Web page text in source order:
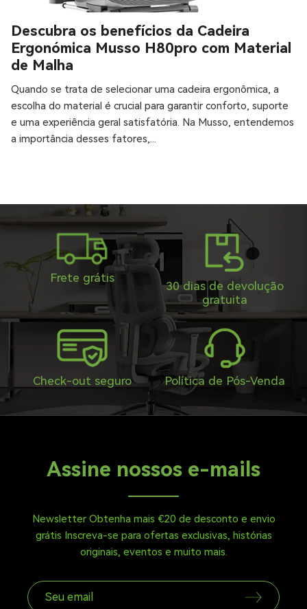
Descubra os benefícios da Cadeira
Ergonómica Musso H80pro com Material
de Malha
Quando se trata de selecionar uma cadeira ergonômica, a
escolha do material é crucial para garantir conforto, suporte
e uma experiência geral satisfatória. Na Musso, entendemos
a importância desses fatores,...
Frete grátis
30 dias de devolução
gratuita
Check-out seguro Política de Pós-Venda
Assine nossos e-mails
Newsletter Obtenha mais €20 de desconto e envio
grátis Inscreva-se para ofertas exclusivas, histórias
originais, eventos e muito mais.